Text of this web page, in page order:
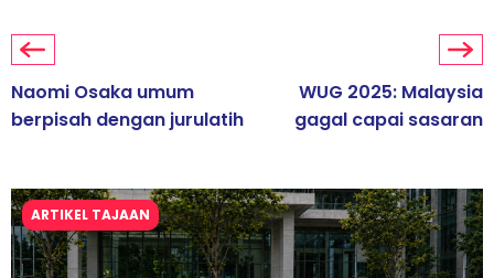
Naomi Osaka umum
berpisah dengan jurulatih
WUG 2025: Malaysia
gagal capai sasaran
ARTIKEL TAJAAN